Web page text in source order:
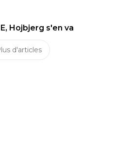
Hojbjerg s'en va
d'articles